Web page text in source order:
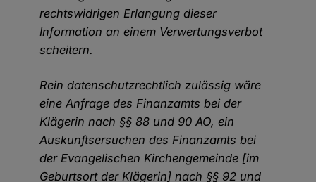
rechtswidrigen Erlangung dieser
Information an einem Verwertungsverbot
scheitern.
Rein datenschutzrechtlich zulässig wäre
eine Anfrage des Finanzamts bei der
Klägerin nach §§ 88 und 90 AO, ein
Auskunftsersuchen des Finanzamts bei
der Evangelischen Kirchengemeinde [im
Geburtsort der Klägerin] nach §§ 92 und